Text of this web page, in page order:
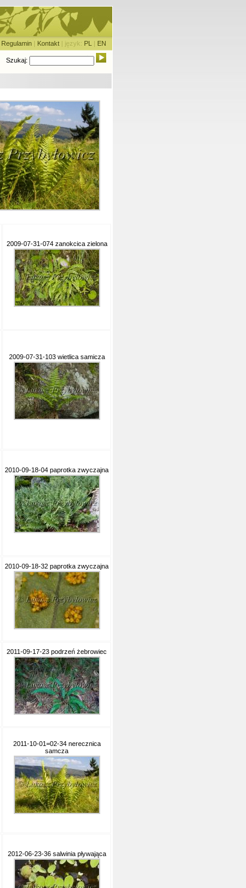
Regulamin | Kontakt | język: PL | EN
Szukaj:
2009-07-31-074 zanokcica zielona
2009-07-31-103 wietlica samicza
2010-09-18-04 paprotka zwyczajna
2010-09-18-32 paprotka zwyczajna
2011-09-17-23 podrzeń żebrowiec
2011-10-01=02-34 nerecznica
samcza
2012-06-23-36 salwinia pływająca